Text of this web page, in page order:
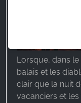
Lorsque, dans
balais et les
clair que la nuit
vacanciers et
Ces cookies
sont